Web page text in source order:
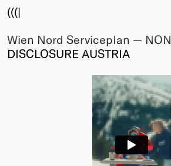
(((|
About
Club
Wien Nord Serviceplan — NON
DISCLOSURE AUSTRIA